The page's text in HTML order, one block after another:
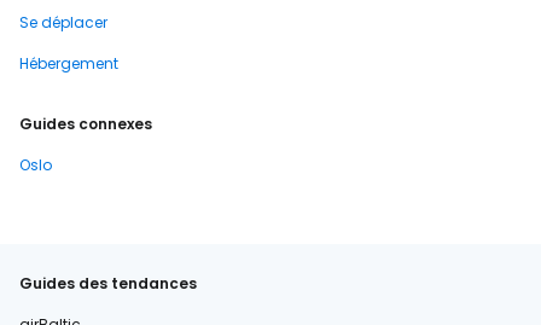
Se déplacer
Hébergement
Guides connexes
Oslo
Guides des tendances